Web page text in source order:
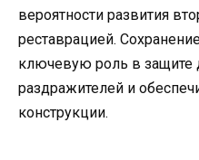
вероятности развития
реставрацией.
ключевую роль в защите
раздражителей и
конструкции.